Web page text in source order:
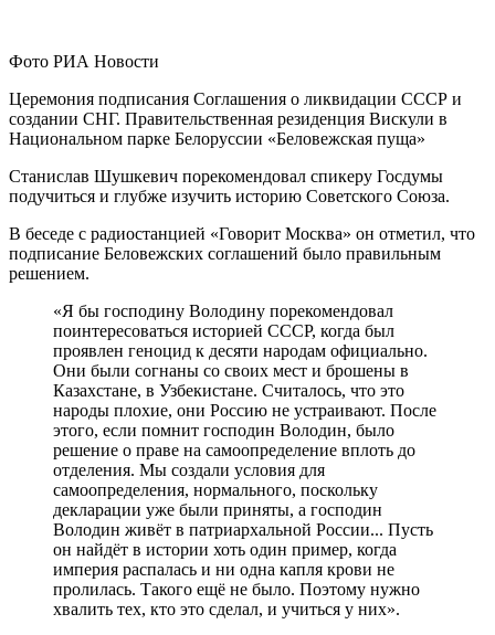
Фото РИА Новости
Церемония подписания Соглашения о ликвидации СССР и
создании СНГ. Правительственная резиденция Вискули в
Национальном парке Белоруссии «Беловежская пуща»
Станислав Шушкевич порекомендовал спикеру Госдумы
подучиться и глубже изучить историю Советского Союза.
В беседе с радиостанцией «Говорит Москва» он отметил, что
подписание Беловежских соглашений было правильным
решением.
«Я бы господину Володину порекомендовал
поинтересоваться историей СССР, когда был
проявлен геноцид к десяти народам официально.
Они были согнаны со своих мест и брошены в
Казахстане, в Узбекистане. Считалось, что это
народы плохие, они Россию не устраивают. После
этого, если помнит господин Володин, было
решение о праве на самоопределение вплоть до
отделения. Мы создали условия для
самоопределения, нормального, поскольку
декларации уже были приняты, а господин
Володин живёт в патриархальной России... Пусть
он найдёт в истории хоть один пример, когда
империя распалась и ни одна капля крови не
пролилась. Такого ещё не было. Поэтому нужно
хвалить тех, кто это сделал, и учиться у них».